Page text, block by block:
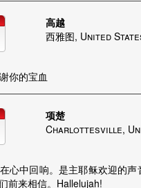
高越
西雅图, United
你的宝血
项楚
Charlottesville,
心中回响。是主耶稣欢迎的
前来相信。Hallelujah!